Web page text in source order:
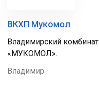
ВКХП Мукомол
Владимирский
«МУКОМОЛ».
Владимир